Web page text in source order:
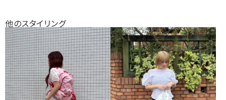
他のスタイリング